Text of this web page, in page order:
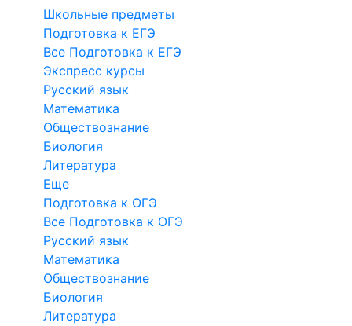
Школьные предметы
Подготовка к ЕГЭ
Все Подготовка к ЕГЭ
Экспресс курсы
Русский язык
Математика
Обществознание
Биология
Литература
Еще
Подготовка к ОГЭ
Все Подготовка к ОГЭ
Русский язык
Математика
Обществознание
Биология
Литература